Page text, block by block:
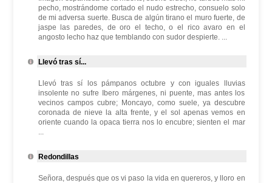
pecho, mostrándome cortado el nudo estrecho, consuelo solo
de mi adversa suerte. Busca de algún tirano el muro fuerte, de
jaspe las paredes, de oro el techo, o el rico avaro en el
angosto lecho haz que temblando con sudor despierte. ...
Llevó tras sí...
Llevó tras sí los pámpanos octubre y con iguales lluvias
insolente no sufre Ibero márgenes, ni puente, mas antes los
vecinos campos cubre; Moncayo, como suele, ya descubre
coronada de nieve la alta frente, y el sol apenas vemos en
oriente cuando la opaca tierra nos lo encubre; sienten el mar
...
Redondillas
Señora, después que os vi paso la vida en quereros, y lloro en